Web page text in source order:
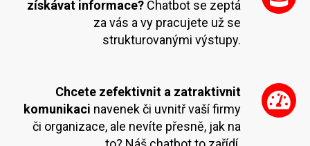
získávat informace? Chatbot se zeptá
za vás a vy pracujete už se
strukturovanými výstupy.
Chcete zefektivnit a zatraktivnit
komunikaci navenek či uvnitř vaší firmy
či organizace, ale nevíte přesně, jak na